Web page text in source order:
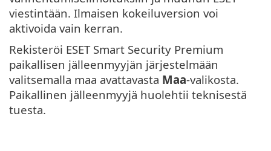
viestintään. Ilmaisen kokeiluversion voi
aktivoida vain kerran.
Rekisteröi ESET Smart Security Premium
paikallisen jälleenmyyjän järjestelmään
valitsemalla maa avattavasta Maa-valikosta.
Paikallinen jälleenmyyjä huolehtii teknisestä
tuesta.